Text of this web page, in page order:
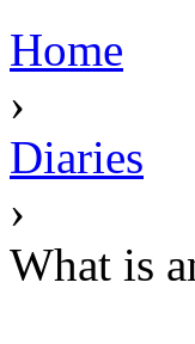
Home
›
Diaries
›
What is